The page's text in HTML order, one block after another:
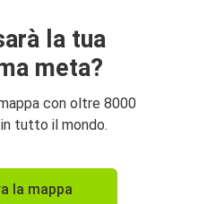
la tua
meta?
con oltre 8000
tutto il mondo.
la mappa